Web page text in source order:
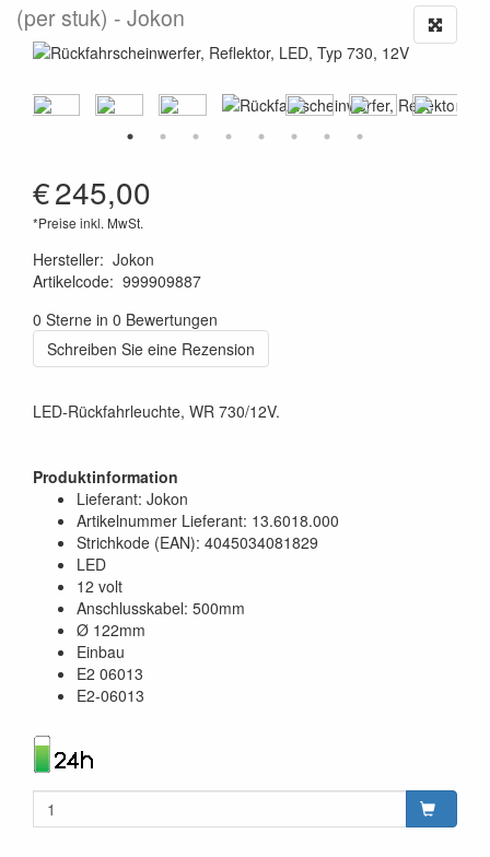
(per stuk) Jokon
€245,00
*Preise inkl. MwSt.
Hersteller: Jokon
Artikelcode: 999909887
0 Sterne in 0 Bewertungen
Schreiben Sie eine Rezension
LED-Rückfahrleuchte, WR 730/12V.
Produktinformation
Lieferant: Jokon
Artikelnummer Lieferant: 13.6018.000
Strichkode (EAN): 4045034081829
LED
12 volt
Anschlusskabel: 500mm
Ø 122mm
Einbau
E2 06013
E2-06013